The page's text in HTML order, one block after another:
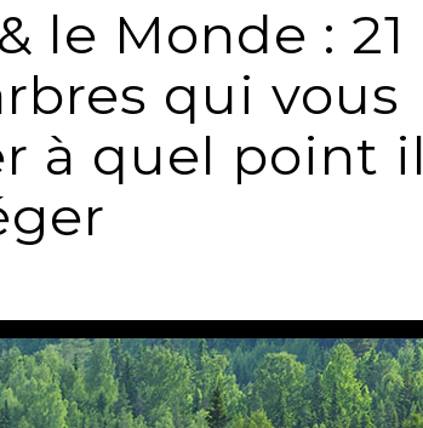
le Monde : 21
qui vous
à quel point il